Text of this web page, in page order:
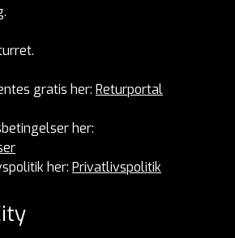
gratis her: Returportal
her:
her: Privatlivspolitik